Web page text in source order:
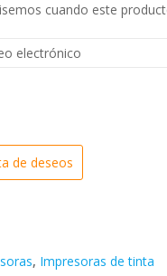
Bs. 262.820,76.Bs.
cuando este
de deseos
, Impresoras de tinta